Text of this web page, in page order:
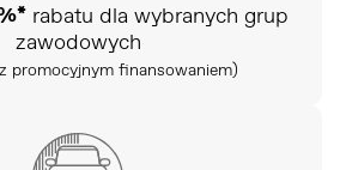
rabatu dla wybranych grup
zawodowych
promocyjnym finansowaniem)